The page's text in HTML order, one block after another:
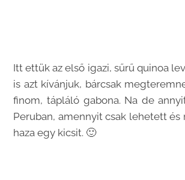
Itt ettük az első igazi, sűrű quinoa
is azt kívánjuk, bárcsak
finom, tápláló gabona. Na de
Peruban, amennyit csak lehetett és
haza egy kicsit. 🙂